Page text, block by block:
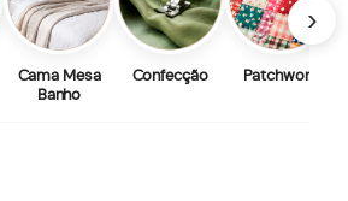
Cama Mesa
Banho
Confecção Patchwork
›